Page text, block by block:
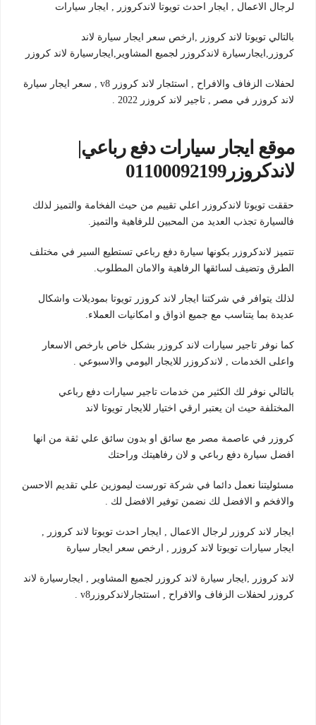
لرجال الاعمال , ايجار احدث تويوتا لاندكروزر , ايجار سيارات
بالتالي تويوتا لاند كروزر ,ارخص سعر ايجار سيارة لاند
كروزر,ايجارسيارة لاندكروزر لجميع المشاوير,ايجارسيارة لاند كروزر
لحفلات الزفاف والافراح , استئجار لاند كروزر v8 , سعر ايجار سيارة
لاند كروزر في مصر , تاجير لاند كروزر 2022 .
موقع ايجار سيارات دفع رباعي|
لاندكروزر01100092199
حققت تويوتا لاندكروزر اعلي تقييم من حيث الفخامة والتميز لذلك
فالسيارة تجذب العديد من المحبين للرفاهية والتميز.
تتميز لاندكروزر بكونها سيارة دفع رباعي تستطيع السير في مختلف
الطرق وتضيف لسائقها الرفاهية والامان المطلوب.
لذلك يتوافر في شركتنا ايجار لاند كروزر تويوتا بموديلات واشكال
عديدة بما يتناسب مع جميع اذواق و امكانيات العملاء.
كما نوفر تاجير سيارات لاند كروزر بشكل خاص بارخص الاسعار
واعلى الخدمات , لاندكروزر للايجار اليومي والاسبوعي .
بالتالي نوفر لك الكثير من خدمات تاجير سيارات دفع رباعي
المختلفة حيث ان يعتبر ارقي اختيار للايجار تويوتا لاند
كروزر في عاصمة مصر مع سائق او بدون سائق علي ثقة من انها
افضل سيارة دفع رباعي و لان رفاهيتك وراحتك
مسئوليتنا نعمل دائما في شركة تورست ليموزين علي تقديم الاحسن
والافخم و الافضل لك نضمن توفير الافضل لك .
ايجار لاند كروزر لرجال الاعمال , ايجار احدث تويوتا لاند كروزر ,
ايجار سيارات تويوتا لاند كروزر , ارخص سعر ايجار سيارة
لاند كروزر ,ايجار سيارة لاند كروزر لجميع المشاوير , ايجارسيارة لاند
كروزر لحفلات الزفاف والافراح , استئجارلاندكروزرv8 .